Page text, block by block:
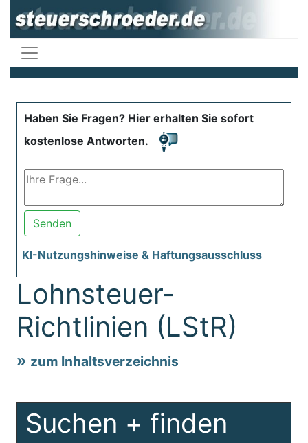
Haben Sie Fragen? Hier erhalten Sie sofort
kostenlose Antworten.
Senden
KI-Nutzungshinweise & Haftungsausschluss
Lohnsteuer-
Richtlinien (LStR)
zum Inhaltsverzeichnis
Suchen + finden